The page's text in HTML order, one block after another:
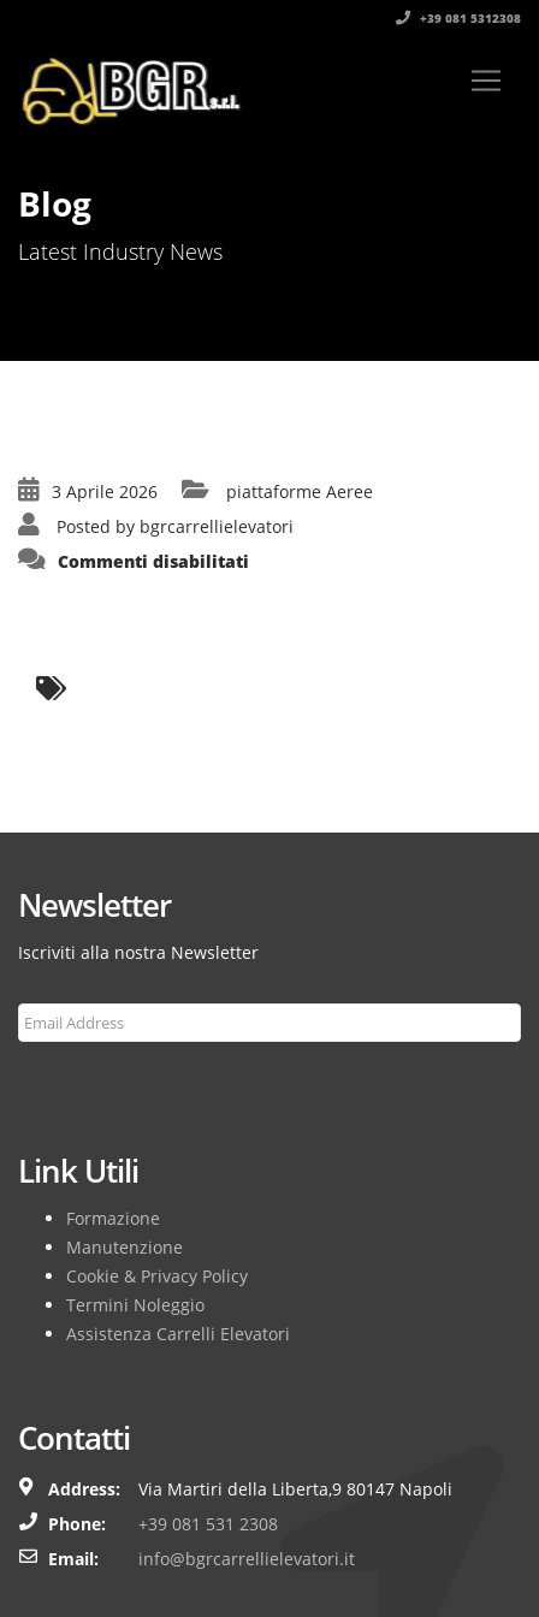
+39 081 5312308‬
Blog
Latest Industry News
3 Aprile 2026
piattaforme Aeree
Posted by bgrcarrellielevatori
Commenti disabilitati
Newsletter
Iscriviti alla nostra Newsletter
Link Utili
Formazione
Manutenzione
Cookie & Privacy Policy
Termini Noleggio
Assistenza Carrelli Elevatori
Contatti
Address:
Via Martiri della Liberta,9 80147 Napoli
Phone:
+39 081 531 2308
Email:
info@bgrcarrellielevatori.it